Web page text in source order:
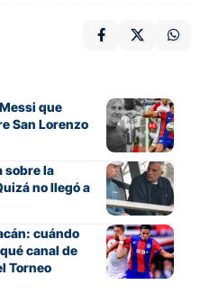
que
San Lorenzo
sobre la
no llegó a
cuándo
canal de
Torneo